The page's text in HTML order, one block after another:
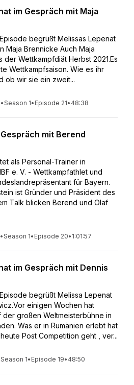
im Gespräch mit Maja
begrüßt Melissas Lepenat
Maja Brennicke Auch Maja
der Wettkampfdiät Herbst 2021.Es
Wettkampfsaison. Wie es ihr
ob wir sie ein zweit...
•Season 1• Episode 21• 48:38
mit Berend
als Personal-Trainer in
e. V. - Wettkampfathlet und
für Bayern.
ist Gründer und Präsident des
Talk blicken Berend und Olaf
•Season 1• Episode 20• 1:01:57
im Gespräch mit Dennis
begrüßt Melissa Lepenat
einigen Wochen hat
der großen Weltmeisterbühne in
Was er in Rumänien erlebt hat
Post Competition geht , ver...
Season 1• Episode 19• 48:50